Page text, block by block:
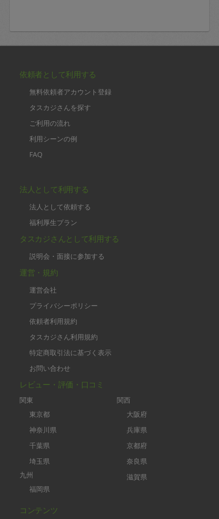
依頼者として利用する
無料依頼者アカウント登録
タスカジさんを探す
ご利用の流れ
利用シーンの例
FAQ
法人として利用する
法人として依頼する
福利厚生プラン
タスカジさんとして利用する
説明会・面接に参加する
運営・規約
運営会社
プライバシーポリシー
依頼者利用規約
タスカジさん利用規約
特定商取引法に基づく表示
お問い合わせ
レビュー・評価・口コミ
関東
東京都
神奈川県
千葉県
埼玉県
九州
福岡県
関西
大阪府
兵庫県
京都府
奈良県
滋賀県
コンテンツ